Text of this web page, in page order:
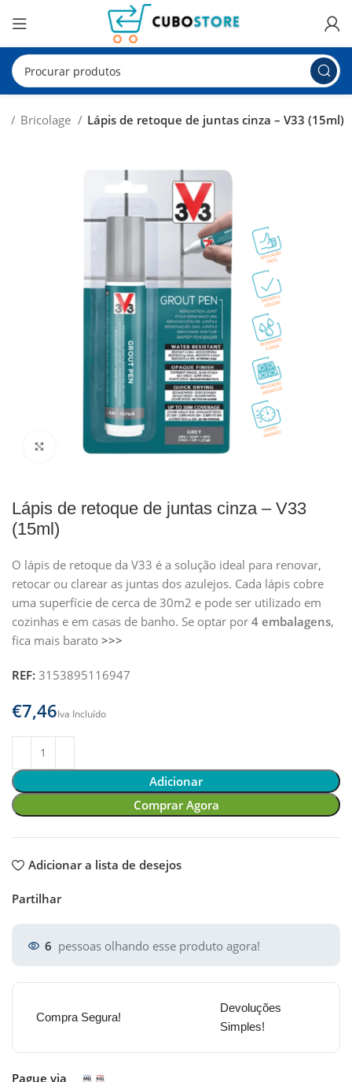
Bricolage Lápis de retoque de juntas cinza – V33 (15ml)
Clique para ampliar
Lápis de retoque de juntas cinza – V33
(15ml)
O lápis de retoque da V33 é a solução ideal para renovar,
retocar ou clarear as juntas dos azulejos. Cada lápis cobre
uma superfície de cerca de 30m2 e pode ser utilizado em
cozinhas e em casas de banho. Se optar por4 embalagens,
fica mais barato>>>
REF:3153895116947
€
Adicionar
Comprar Agora
Adicionar a lista de desejos
Partilhar
6 pessoas olhando esse produto agora!
Compra Segura!
Devoluções
Simples!
Pague via